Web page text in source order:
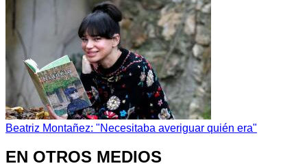
Beatriz Montañez: "Necesitaba averiguar quién era"
EN OTROS MEDIOS